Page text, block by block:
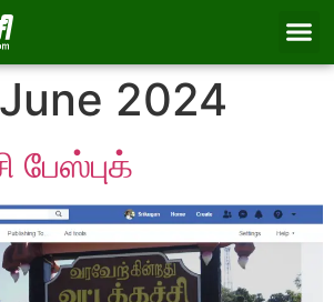
2024
பேஸ்புக்